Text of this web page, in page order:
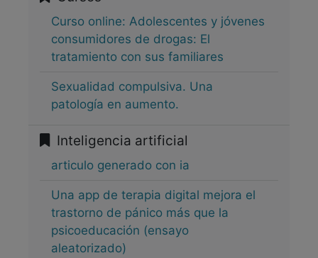
Curso online: Adolescentes y jóvenes
consumidores de drogas: El
tratamiento con sus familiares
Sexualidad compulsiva. Una
patología en aumento.
Inteligencia artificial
articulo generado con ia
Una app de terapia digital mejora el
trastorno de pánico más que la
psicoeducación (ensayo
aleatorizado)